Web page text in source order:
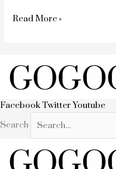
Read More »
FacebookTwitterYoutube
Search